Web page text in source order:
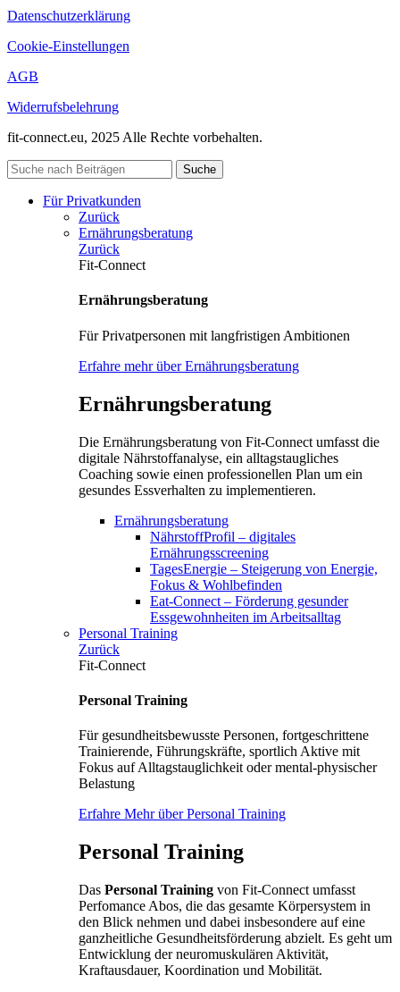
Datenschutzerklärung
Cookie-Einstellungen
AGB
Widerrufsbelehrung
fit-connect.eu, 2025 Alle Rechte vorbehalten.
Suche
Für Privatkunden
Zurück
Ernährungsberatung
Zurück
Fit-Connect
Ernährungsberatung
Für Privatpersonen mit langfristigen Ambitionen
Erfahre mehr über Ernährungsberatung
Ernährungsberatung
Die Ernährungsberatung von Fit-Connect umfasst die
digitale Nährstoffanalyse, ein alltagstaugliches
Coaching sowie einen professionellen Plan um ein
gesundes Essverhalten zu implementieren.
Ernährungsberatung
NährstoffProfil – digitales
Ernährungsscreening
TagesEnergie – Steigerung von Energie,
Fokus & Wohlbefinden
Eat-Connect – Förderung gesunder
Essgewohnheiten im Arbeitsalltag
Personal Training
Zurück
Fit-Connect
Personal Training
Für gesundheitsbewusste Personen, fortgeschrittene
Trainierende, Führungskräfte, sportlich Aktive mit
Fokus auf Alltagstauglichkeit oder mental-physischer
Belastung
Erfahre Mehr über Personal Training
Personal Training
Das Personal Training von Fit-Connect umfasst
Perfomance Abos, die das gesamte Körpersystem in
den Blick nehmen und dabei insbesondere auf eine
ganzheitliche Gesundheitsförderung abzielt. Es geht um
Entwicklung der neuromuskulären Aktivität,
Kraftausdauer, Koordination und Mobilität.